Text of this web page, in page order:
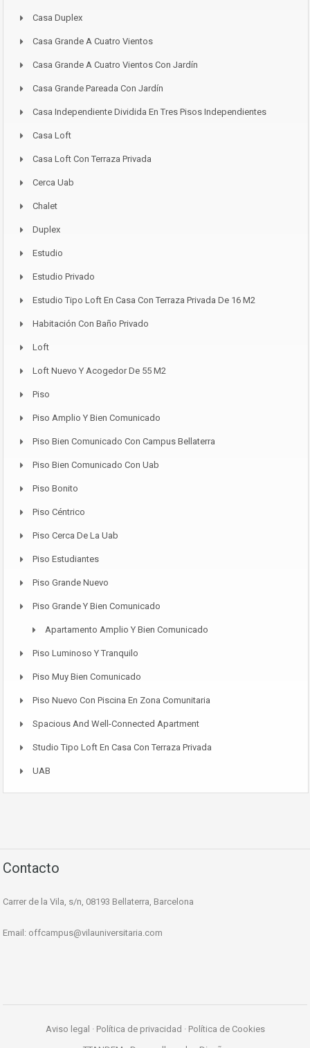
Casa Duplex
Casa Grande A Cuatro Vientos
Casa Grande A Cuatro Vientos Con Jardín
Casa Grande Pareada Con Jardín
Casa Independiente Dividida En Tres Pisos Independientes
Casa Loft
Casa Loft Con Terraza Privada
Cerca Uab
Chalet
Duplex
Estudio
Estudio Privado
Estudio Tipo Loft En Casa Con Terraza Privada De 16 M2
Habitación Con Baño Privado
Loft
Loft Nuevo Y Acogedor De 55 M2
Piso
Piso Amplio Y Bien Comunicado
Piso Bien Comunicado Con Campus Bellaterra
Piso Bien Comunicado Con Uab
Piso Bonito
Piso Céntrico
Piso Cerca De La Uab
Piso Estudiantes
Piso Grande Nuevo
Piso Grande Y Bien Comunicado
Apartamento Amplio Y Bien Comunicado
Piso Luminoso Y Tranquilo
Piso Muy Bien Comunicado
Piso Nuevo Con Piscina En Zona Comunitaria
Spacious And Well-Connected Apartment
Studio Tipo Loft En Casa Con Terraza Privada
UAB
Contacto
Carrer de la Vila, s/n, 08193 Bellaterra, Barcelona
Email: offcampus@vilauniversitaria.com
Aviso legal · Política de privacidad · Política de Cookies